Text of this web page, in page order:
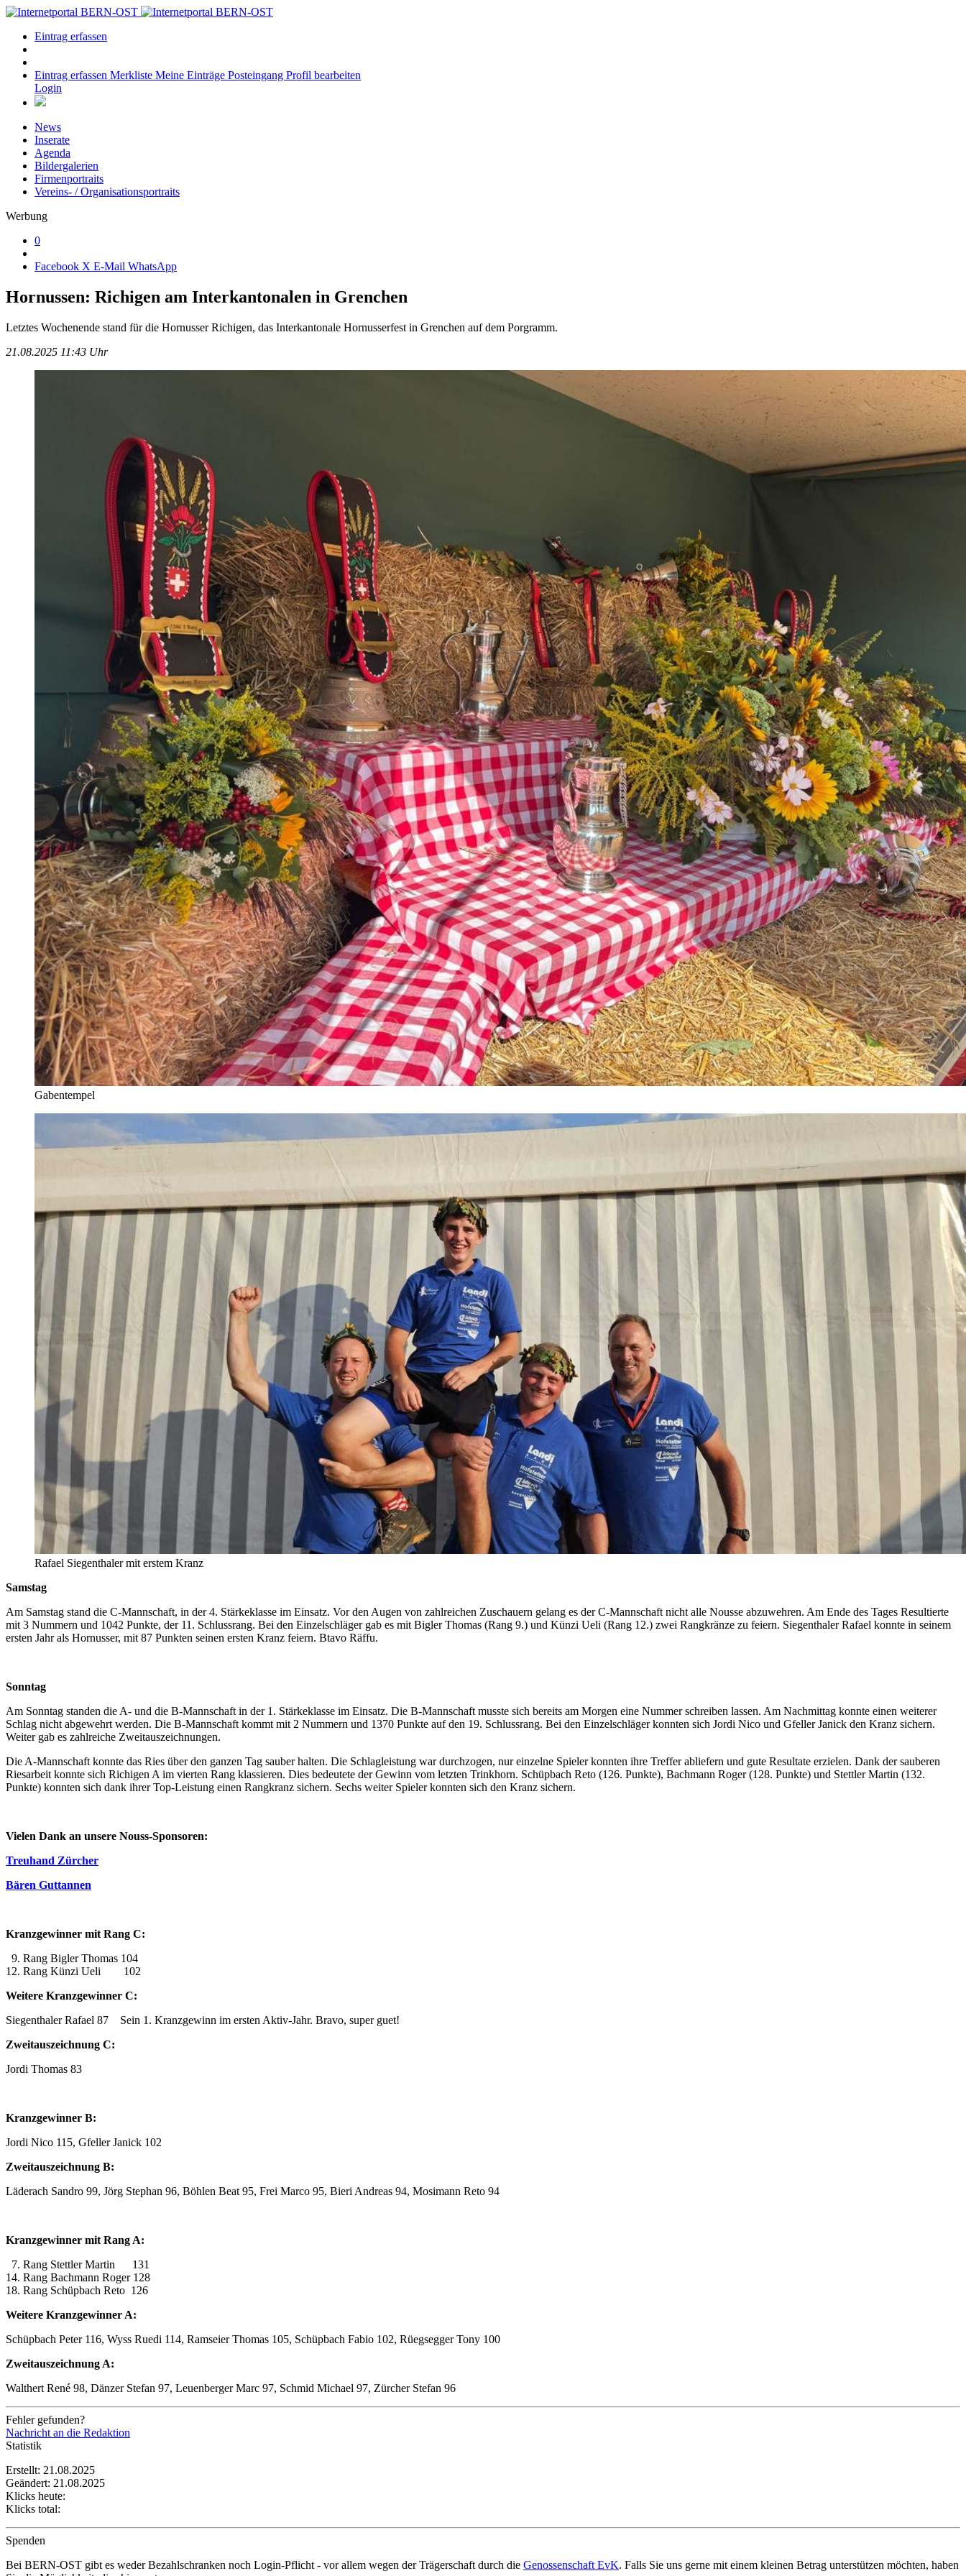
Eintrag erfassen
Eintrag erfassen Merkliste Meine Einträge Posteingang Profil bearbeiten
Login
News
Inserate
Agenda
Bildergalerien
Firmenportraits
Vereins- / Organisationsportraits
Werbung
0
Facebook X E-Mail WhatsApp
Hornussen: Richigen am Interkantonalen in Grenchen
Letztes Wochenende stand für die Hornusser Richigen, das Interkantonale Hornusserfest in Grenchen auf dem Porgramm.
21.08.2025 11:43 Uhr
Gabentempel
Rafael Siegenthaler mit erstem Kranz
Samstag
Am Samstag stand die C-Mannschaft, in der 4. Stärkeklasse im Einsatz. Vor den Augen von zahlreichen Zuschauern gelang es der C-Mannschaft nicht alle Nousse abzuwehren. Am Ende des Tages Resultierte
mit 3 Nummern und 1042 Punkte, der 11. Schlussrang. Bei den Einzelschläger gab es mit Bigler Thomas (Rang 9.) und Künzi Ueli (Rang 12.) zwei Rangkränze zu feiern. Siegenthaler Rafael konnte in seinem
ersten Jahr als Hornusser, mit 87 Punkten seinen ersten Kranz feiern. Btavo Räffu.
Sonntag
Am Sonntag standen die A- und die B-Mannschaft in der 1. Stärkeklasse im Einsatz. Die B-Mannschaft musste sich bereits am Morgen eine Nummer schreiben lassen. Am Nachmittag konnte einen weiterer
Schlag nicht abgewehrt werden. Die B-Mannschaft kommt mit 2 Nummern und 1370 Punkte auf den 19. Schlussrang. Bei den Einzelschläger konnten sich Jordi Nico und Gfeller Janick den Kranz sichern.
Weiter gab es zahlreiche Zweitauszeichnungen.
Die A-Mannschaft konnte das Ries über den ganzen Tag sauber halten. Die Schlagleistung war durchzogen, nur einzelne Spieler konnten ihre Treffer abliefern und gute Resultate erzielen. Dank der sauberen
Riesarbeit konnte sich Richigen A im vierten Rang klassieren. Dies bedeutete der Gewinn vom letzten Trinkhorn. Schüpbach Reto (126. Punkte), Bachmann Roger (128. Punkte) und Stettler Martin (132.
Punkte) konnten sich dank ihrer Top-Leistung einen Rangkranz sichern. Sechs weiter Spieler konnten sich den Kranz sichern.
Vielen Dank an unsere Nouss-Sponsoren:
Treuhand Zürcher
Bären Guttannen
Kranzgewinner mit Rang C:
9. Rang Bigler Thomas 104
12. Rang Künzi Ueli 102
Weitere Kranzgewinner C:
Siegenthaler Rafael 87 Sein 1. Kranzgewinn im ersten Aktiv-Jahr. Bravo, super guet!
Zweitauszeichnung C:
Jordi Thomas 83
Kranzgewinner B:
Jordi Nico 115, Gfeller Janick 102
Zweitauszeichnung B:
Läderach Sandro 99, Jörg Stephan 96, Böhlen Beat 95, Frei Marco 95, Bieri Andreas 94, Mosimann Reto 94
Kranzgewinner mit Rang A:
7. Rang Stettler Martin 131
14. Rang Bachmann Roger 128
18. Rang Schüpbach Reto 126
Weitere Kranzgewinner A:
Schüpbach Peter 116, Wyss Ruedi 114, Ramseier Thomas 105, Schüpbach Fabio 102, Rüegsegger Tony 100
Zweitauszeichnung A:
Walthert René 98, Dänzer Stefan 97, Leuenberger Marc 97, Schmid Michael 97, Zürcher Stefan 96
Fehler gefunden?
Nachricht an die Redaktion
Statistik
Erstellt: 21.08.2025
Geändert: 21.08.2025
Klicks heute:
Klicks total:
Spenden
Bei BERN-OST gibt es weder Bezahlschranken noch Login-Pflicht - vor allem wegen der Trägerschaft durch die Genossenschaft EvK. Falls Sie uns gerne mit einem kleinen Betrag unterstützen möchten, haben